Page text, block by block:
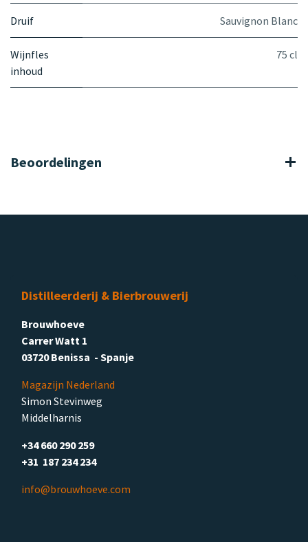
Druif Sauvignon Blanc
Wijnfles
inhoud
75 cl
Beoordelingen
Distilleerderij & Bierbrouwerij
Brouwhoeve
Carrer Watt 1
03720 Benissa - Spanje
Magazijn Nederland
Simon Stevinweg
Middelharnis
+34 660 290 259
+31 187 234 234
info@brouwhoeve.com